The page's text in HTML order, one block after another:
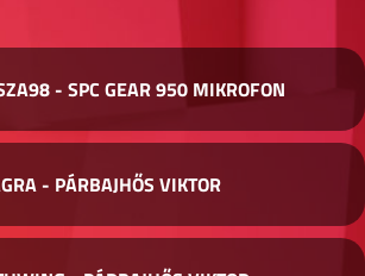
- SPC GEAR 950 MIKROFON
- PÁRBAJHŐS VIKTOR